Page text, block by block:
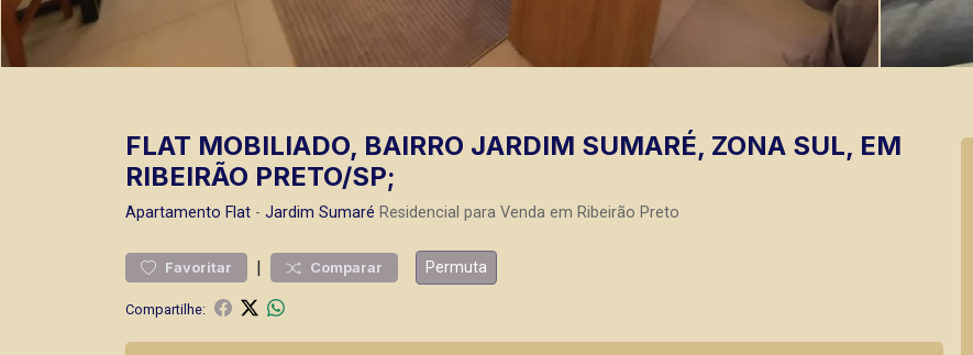
FLAT MOBILIADO, BAIRRO JARDIM SUMARÉ, ZONA SUL, EM
RIBEIRÃO PRETO/SP;
Apartamento Flat - Jardim Sumaré Residencial para Venda em Ribeirão Preto
Favoritar | Comparar Permuta
Compartilhe: